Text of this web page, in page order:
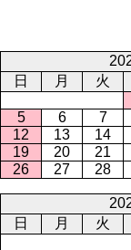
日
月 火
5
6 7
12
13 14
19
20 21
26
27 28
日
月 火